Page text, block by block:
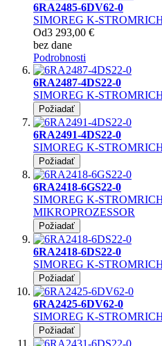
6RA2485-6DV62-0
SIMOREG K-
Od3 293,00 €
bez dane
Podrobnosti
6RA2487-4DS22-0
SIMOREG K-
Požiadať
6RA2491-4DS22-0
SIMOREG K-
Požiadať
6RA2418-6GS22-0
SIMOREG K-
MIKROPROZESSOR
Požiadať
6RA2418-6DS22-0
SIMOREG K-
Požiadať
6RA2425-6DV62-0
SIMOREG K-
Požiadať